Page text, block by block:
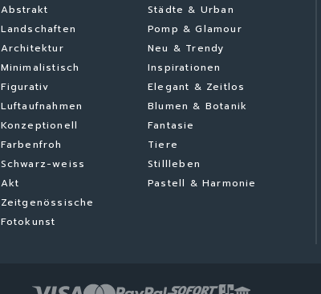
Abstrakt
Landschaften
Architektur
Minimalistisch
Figurativ
Luftaufnahmen
Konzeptionell
Farbenfroh
Schwarz-weiss
Akt
Zeitgenössische
Fotokunst
Städte & Urban
Pomp & Glamour
Neu & Trendy
Inspirationen
Elegant & Zeitlos
Blumen & Botanik
Fantasie
Tiere
Stillleben
Pastell & Harmonie